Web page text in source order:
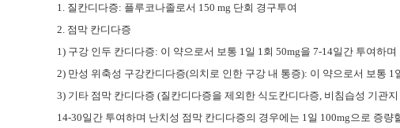
1. 질칸디다증: 플루코나졸로서 150 mg 단회 경구투여
2. 점막 칸디다증
1) 구강 인두 칸디다증: 이 약으로서 보통 1일 1회 50mg을 7-14일간 투여하
2) 만성 위축성 구강칸디다증(의치로 인한 구강 내 통증): 이 약으로서 보통
3) 기타 점막 칸디다증 (질칸디다증을 제외한 식도칸디다증, 비침습성 기관
14-30일간 투여하며 난치성 점막 칸디다증의 경우에는 1일 100mg으로 증량